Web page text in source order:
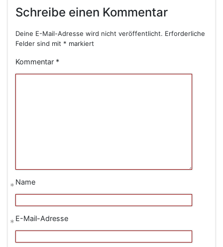
Schreibe einen Kommentar
Deine E-Mail-Adresse wird nicht veröffentlicht. Erforderliche
Felder sind mit * markiert
Kommentar *
Name
*
E-Mail-Adresse
*